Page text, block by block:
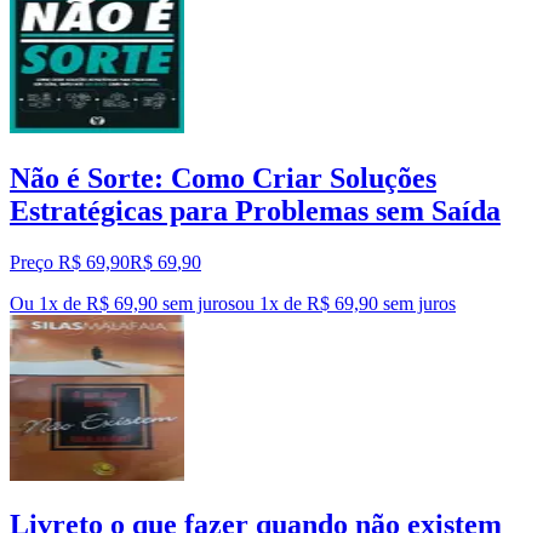
Não é Sorte: Como Criar Soluções
Estratégicas para Problemas sem Saída
Preço R$ 69,90R$ 69,90
Ou 1x de R$ 69,90 sem jurosou 1x de R$ 69,90 sem juros
Livreto o que fazer quando não existem